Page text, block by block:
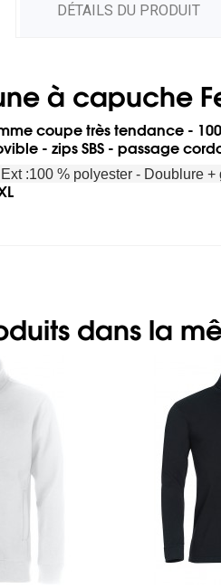
DÉTAILS DU PRODUIT
à capuche
coupe très tendance -
- zips SBS - passage
Ext :100 % polyester - Doublure
dans la